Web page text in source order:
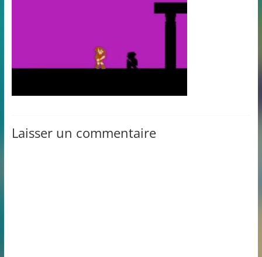
Laisser un commentaire